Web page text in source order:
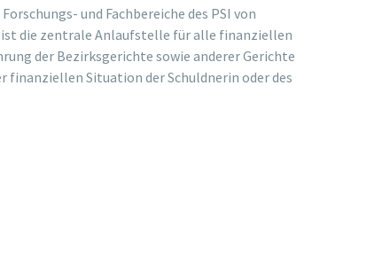
und Fachbereiche des PSI von
die zentrale Anlaufstelle für alle finanziellen
der Bezirksgerichte sowie anderer Gerichte
finanziellen Situation der Schuldnerin oder des